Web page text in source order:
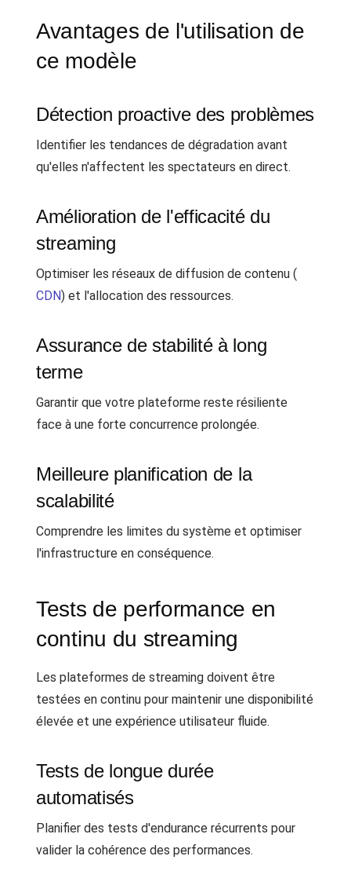
Avantages de l'utilisation de
ce modèle
Détection proactive des problèmes
Identifier les tendances de dégradation avant
qu'elles n'affectent les spectateurs en direct.
Amélioration de l'efficacité du
streaming
Optimiser les réseaux de diffusion de contenu (
CDN) et l'allocation des ressources.
Assurance de stabilité à long
terme
Garantir que votre plateforme reste résiliente
face à une forte concurrence prolongée.
Meilleure planification de la
scalabilité
Comprendre les limites du système et optimiser
l'infrastructure en conséquence.
Tests de performance en
continu du streaming
Les plateformes de streaming doivent être
testées en continu pour maintenir une disponibilité
élevée et une expérience utilisateur fluide.
Tests de longue durée
automatisés
Planifier des tests d'endurance récurrents pour
valider la cohérence des performances.